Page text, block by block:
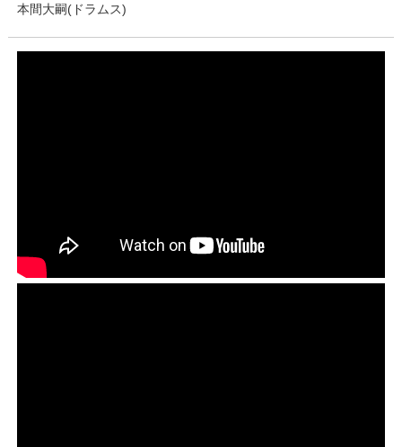
本間大嗣(ドラムス)